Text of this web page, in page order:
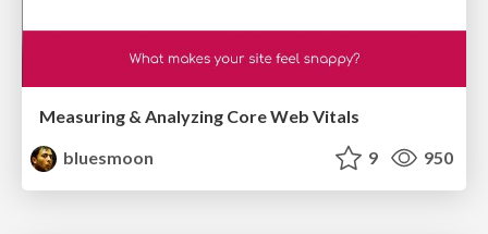
Measuring & Analyzing Core Web Vitals
bluesmoon
9 950